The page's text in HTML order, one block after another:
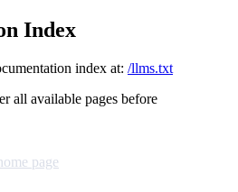
Index
index at: /llms.txt
all available pages before
page